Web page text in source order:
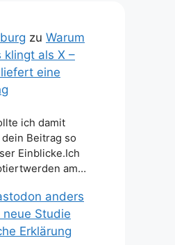
zu Warum
klingt als X –
eine
ich damit
Beitrag so
Einblicke.Ich
am…
anders
neue Studie
Erklärung